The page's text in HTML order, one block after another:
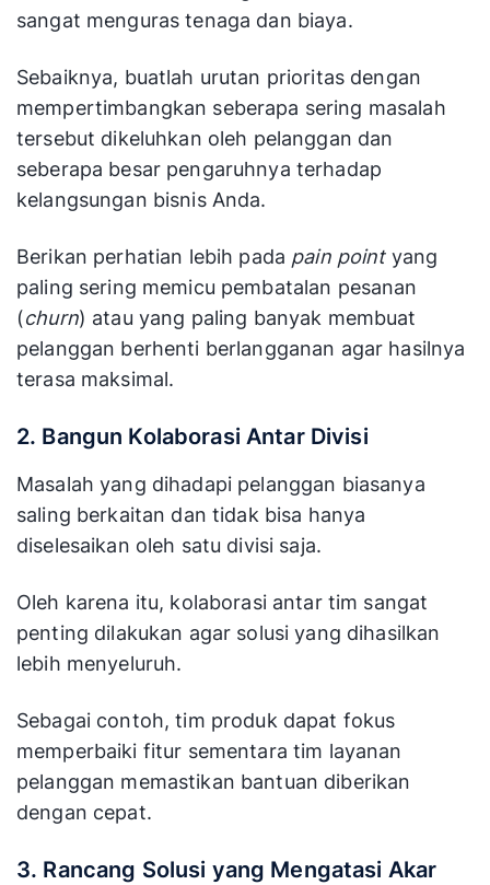
sangat menguras tenaga dan biaya.
Sebaiknya, buatlah urutan prioritas dengan
mempertimbangkan seberapa sering masalah
tersebut dikeluhkan oleh pelanggan dan
seberapa besar pengaruhnya terhadap
kelangsungan bisnis Anda.
Berikan perhatian lebih pada pain pointyang
paling sering memicu pembatalan pesanan
(churn) atau yang paling banyak membuat
pelanggan berhenti berlangganan agar hasilnya
terasa maksimal.
2. Bangun Kolaborasi Antar Divisi
Masalah yang dihadapi pelanggan biasanya
saling berkaitan dan tidak bisa hanya
diselesaikan oleh satu divisi saja.
Oleh karena itu, kolaborasi antar tim sangat
penting dilakukan agar solusi yang dihasilkan
lebih menyeluruh.
Sebagai contoh, tim produk dapat fokus
memperbaiki fitur sementara tim layanan
pelanggan memastikan bantuan diberikan
dengan cepat.
3. Rancang Solusi yang Mengatasi Akar